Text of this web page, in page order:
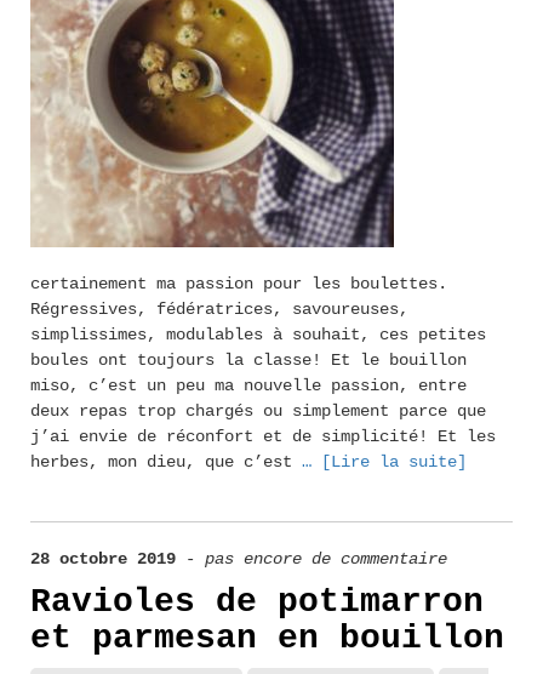
certainement ma passion pour les boulettes.
Régressives, fédératrices, savoureuses,
simplissimes, modulables à souhait, ces petites
boules ont toujours la classe! Et le bouillon
miso, c’est un peu ma nouvelle passion, entre
deux repas trop chargés ou simplement parce que
j’ai envie de réconfort et de simplicité! Et les
herbes, mon dieu, que c’est … [Lire la suite]
28 octobre 2019 - pas encore de commentaire
Ravioles de potimarron
et parmesan en bouillon